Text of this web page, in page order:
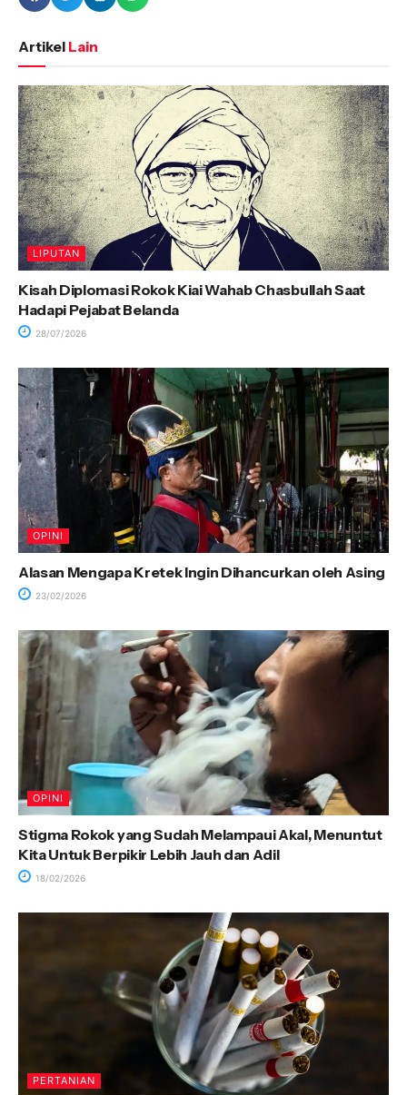
Artikel Lain
LIPUTAN
Kisah Diplomasi Rokok Kiai Wahab Chasbullah Saat
Hadapi Pejabat Belanda
28/07/2026
OPINI
Alasan Mengapa Kretek Ingin Dihancurkan oleh Asing
23/02/2026
OPINI
Stigma Rokok yang Sudah Melampaui Akal, Menuntut
Kita Untuk Berpikir Lebih Jauh dan Adil
18/02/2026
PERTANIAN